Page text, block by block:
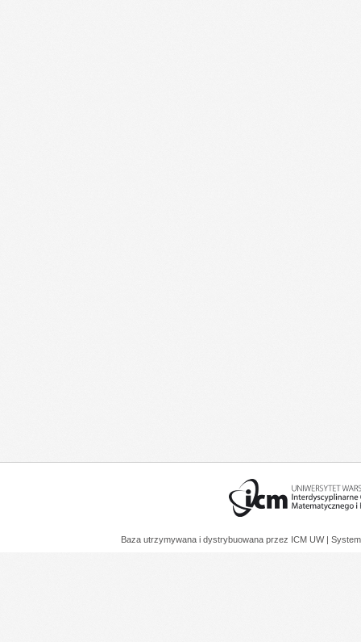
Baza utrzymywana i dystrybuowana przez ICM UW |